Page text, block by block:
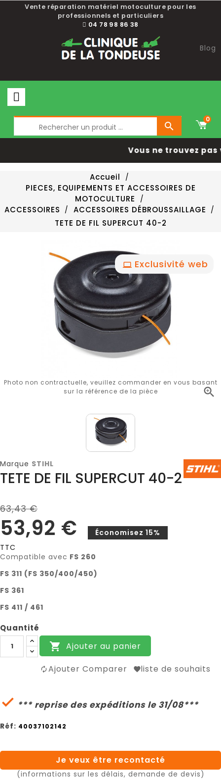
Vente réparation matériel motoculture pour les
professionnels et particuliers
04 78 98 86 38
Blog

0
Vous ne trouvez
Accueil
PIECES, EQUIPEMENTS ET ACCESSOIRES DE
MOTOCULTURE
ACCESSOIRES
ACCESSOIRES DÉBROUSSAILLAGE
TETE DE FIL SUPERCUT 40-2
Exclusivité web

Photo non contractuelle, veuillez commander en vous basant
sur la référence de la pièce
Marque STIHL
TETE DE FIL SUPERCUT 40-2
63,43 €
53,92 €
Économisez 15%
TTC
Compatible avec FS 260
FS 311 (FS 350/400/450)
FS 361
FS 411 / 461
Quantité
 Ajouter au panier
Ajouter Comparer liste de souhaits
 *** reprise des expéditions le 31/08***
Réf: 40037102142
Je veux être recontacté
(informations sur les délais, demande de devis)